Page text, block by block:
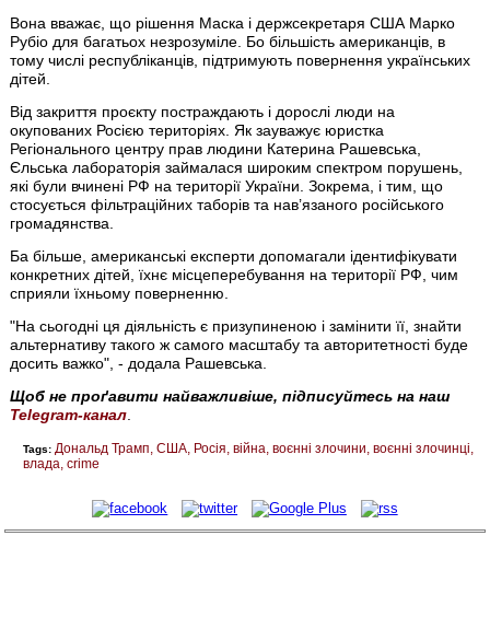
Вона вважає, що рішення Маска і держсекретаря США Марко
Рубіо для багатьох незрозуміле. Бо більшість американців, в
тому числі республіканців, підтримують повернення українських
дітей.
Від закриття проєкту постраждають і дорослі люди на
окупованих Росією територіях. Як зауважує юристка
Регіонального центру прав людини Катерина Рашевська,
Єльська лабораторія займалася широким спектром порушень,
які були вчинені РФ на території України. Зокрема, і тим, що
стосується фільтраційних таборів та нав’язаного російського
громадянства.
Ба більше, американські експерти допомагали ідентифікувати
конкретних дітей, їхнє місцеперебування на території РФ, чим
сприяли їхньому поверненню.
"На сьогодні ця діяльність є призупиненою і замінити її, знайти
альтернативу такого ж самого масштабу та авторитетності буде
досить важко", - додала Рашевська.
Щоб не проґавити найважливіше, підписуйтесь на наш
Telegram-канал
Tags: Дональд Трамп США Росія війна воєнні злочини воєнні злочинці
влада crime